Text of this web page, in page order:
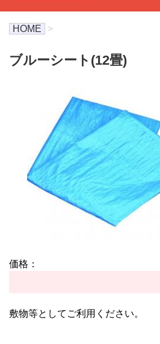
HOME >
ブルーシート(12畳)
価格：
敷物等としてご利用ください。